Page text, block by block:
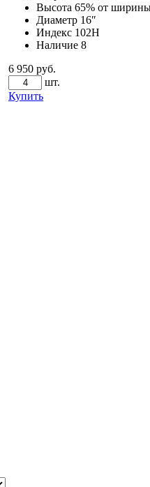
Высота 65% от
Диаметр 16″
Индекс 102H
Наличие 8
6 950 руб.
шт.
Купить